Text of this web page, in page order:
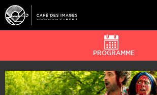
À L’AFFICHE
ÉVÉNEMENTS
PROGRAMME